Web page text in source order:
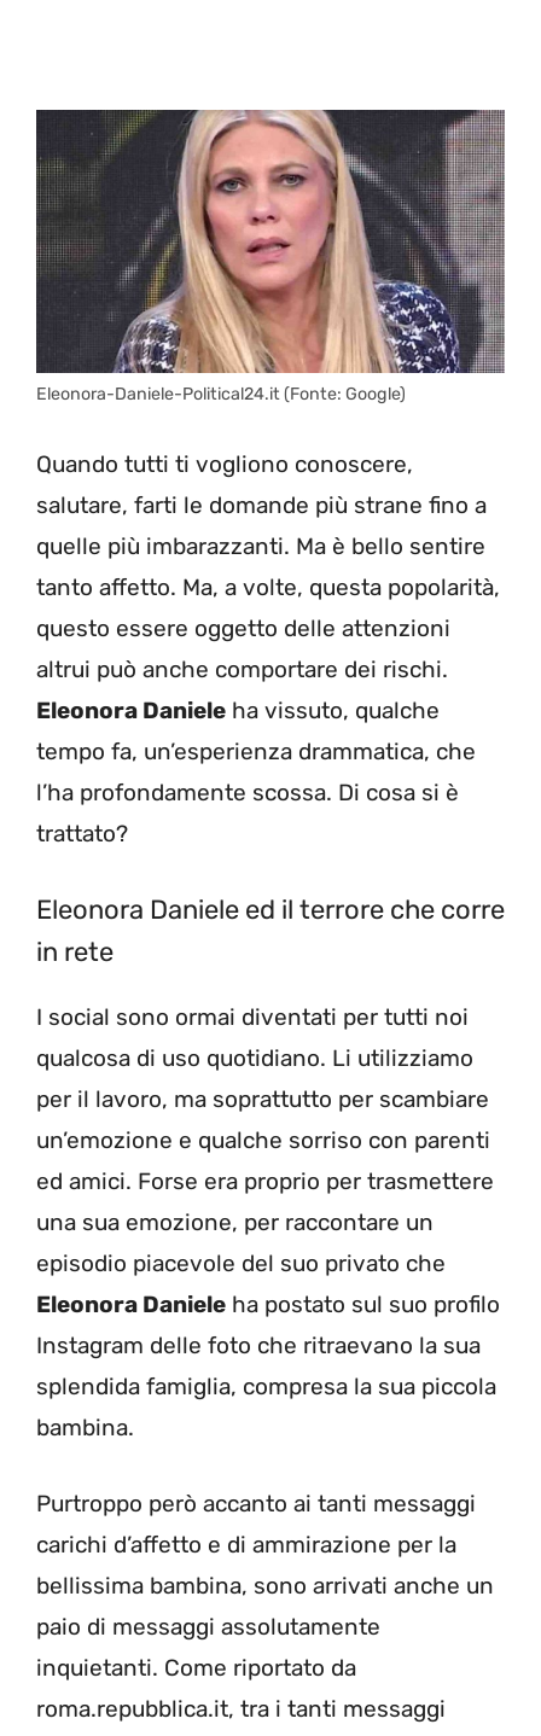
Eleonora-Daniele-Political24.it (Fonte: Google)
Quando tutti ti vogliono conoscere,
salutare, farti le domande più strane fino a
quelle più imbarazzanti. Ma è bello sentire
tanto affetto. Ma, a volte, questa popolarità,
questo essere oggetto delle attenzioni
altrui può anche comportare dei rischi.
Eleonora Daniele ha vissuto, qualche
tempo fa, un’esperienza drammatica, che
l’ha profondamente scossa. Di cosa si è
trattato?
Eleonora Daniele ed il terrore che corre
in rete
I social sono ormai diventati per tutti noi
qualcosa di uso quotidiano. Li utilizziamo
per il lavoro, ma soprattutto per scambiare
un’emozione e qualche sorriso con parenti
ed amici. Forse era proprio per trasmettere
una sua emozione, per raccontare un
episodio piacevole del suo privato che
Eleonora Daniele ha postato sul suo profilo
Instagram delle foto che ritraevano la sua
splendida famiglia, compresa la sua piccola
bambina.
Purtroppo però accanto ai tanti messaggi
carichi d’affetto e di ammirazione per la
bellissima bambina, sono arrivati anche un
paio di messaggi assolutamente
inquietanti. Come riportato da
roma.repubblica.it, tra i tanti messaggi